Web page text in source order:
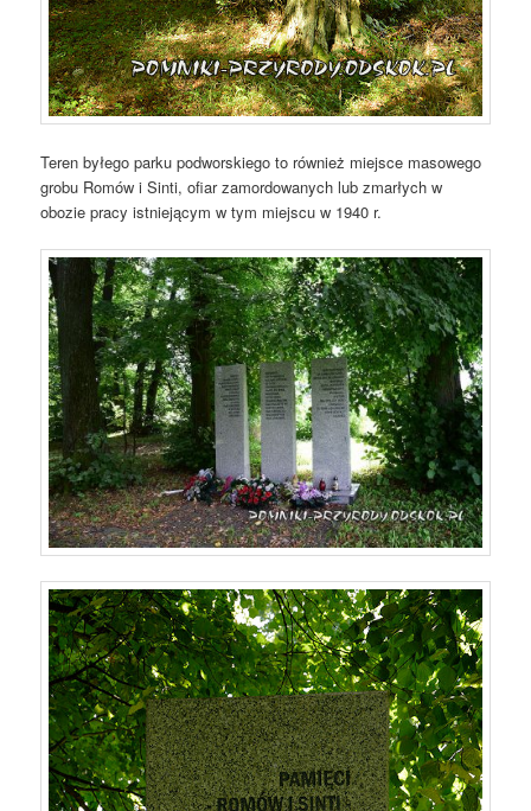
Teren byłego parku podworskiego to również miejsce masowego
grobu Romów i Sinti, ofiar zamordowanych lub zmarłych w
obozie pracy istniejącym w tym miejscu w 1940 r.